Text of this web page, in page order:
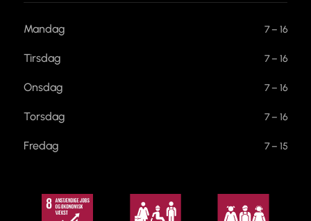
Mandag 7 – 16
Tirsdag 7 – 16
Onsdag 7 – 16
Torsdag 7 – 16
Fredag 7 – 15